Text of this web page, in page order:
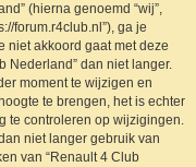
(hierna genoemd “wij”,
forum.r4club.nl”), ga je
niet akkoord gaat met deze
Nederland” dan niet langer.
moment te wijzigen en
te brengen, het is echter
te controleren op wijzigingen.
niet langer gebruik van
van “Renault 4 Club